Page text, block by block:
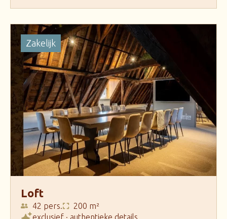
Zakelijk
Loft
42 pers.
200 m²
exclusief · authentieke details